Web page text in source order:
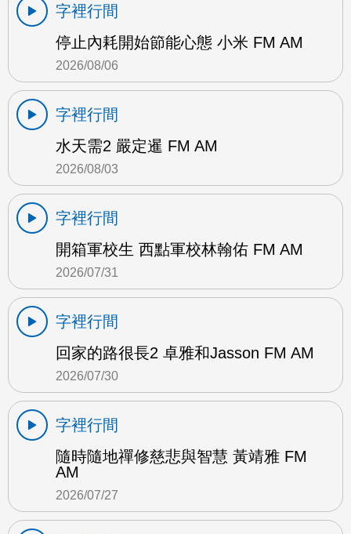
字裡行間
停止內耗開始節能心態 小米 FM AM
2026/08/06
字裡行間
水天需2 嚴定暹 FM AM
2026/08/03
字裡行間
開箱軍校生 西點軍校林翰佑 FM AM
2026/07/31
字裡行間
回家的路很長2 卓雅和Jasson FM AM
2026/07/30
字裡行間
隨時隨地禪修慈悲與智慧 黃靖雅 FM
AM
2026/07/27